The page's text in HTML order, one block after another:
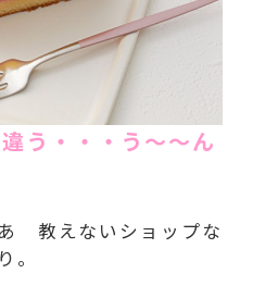
う・・・う～～ん
教えないショップな